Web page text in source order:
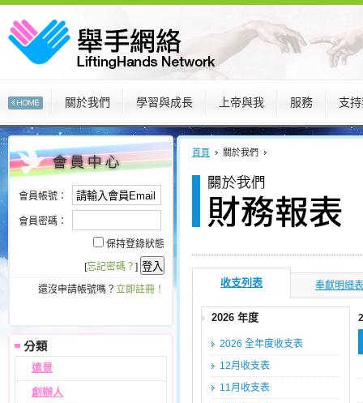
關於我們 學習與成長 上帝與我 服務 支
:::
會員帳號：
會員密碼：
保持登錄狀態
[忘記密碼？ ]
還沒申請帳號嗎？ 立即註冊！
遠景
創辦人
:::
首頁 關於我們
收支列表 奉獻明細表
2026 年度
2026 全年度收支表
12月收支表
11月收支表